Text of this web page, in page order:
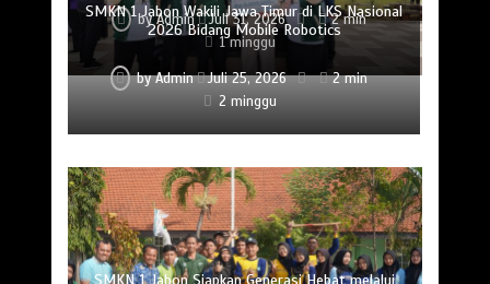
byAdmin Juli 31, 2026
2 min
1 minggu
SMKN 1 Jabon Wakili Jawa Timur di LKS Nasional
2026 Bidang Mobile Robotics
byAdmin Juli 25, 2026
2 min
2 minggu
SMKN 1 Jabon Siapkan Generasi Hebat melalui